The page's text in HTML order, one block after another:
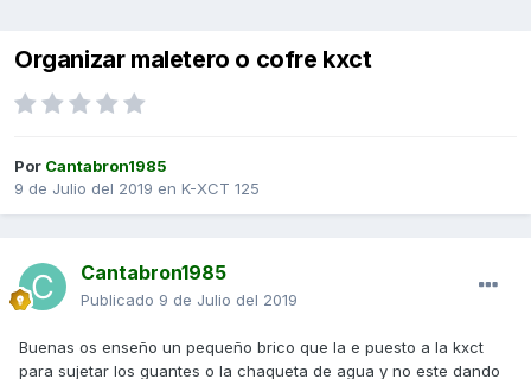
Organizar maletero o cofre kxct
Por Cantabron1985
9 de Julio del 2019 en K-XCT 125
Cantabron1985
Publicado 9 de Julio del 2019
Buenas os enseño un pequeño brico que la e puesto a la kxct
para sujetar los guantes o la chaqueta de agua y no este dando